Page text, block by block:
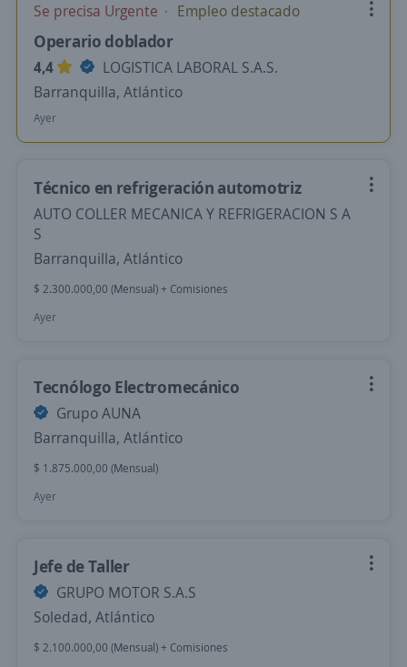
Se precisa Urgente Empleo destacado
Operario doblador
4,4
LOGISTICA LABORAL S.A.S.
Barranquilla, Atlántico
Ayer
Técnico en refrigeración automotriz
AUTO COLLER MECANICA Y REFRIGERACION S A
S
Barranquilla, Atlántico
$ 2.300.000,00 (Mensual) + Comisiones
Ayer
Tecnólogo Electromecánico
Grupo AUNA
Barranquilla, Atlántico
$ 1.875.000,00 (Mensual)
Ayer
Jefe de Taller
GRUPO MOTOR S.A.S
Soledad, Atlántico
$ 2.100.000,00 (Mensual) + Comisiones